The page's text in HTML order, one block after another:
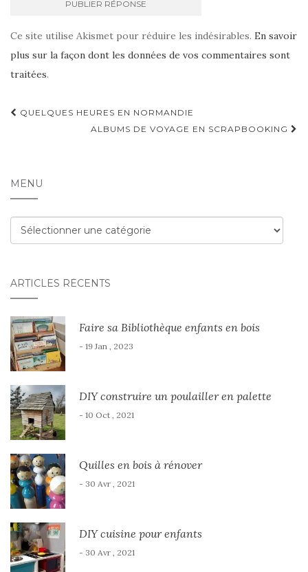
Ce site utilise Akismet pour réduire les indésirables. En savoir
plus sur la façon dont les données de vos commentaires sont
traitées.
Navigation
QUELQUES HEURES EN NORMANDIE
ALBUMS DE VOYAGE EN SCRAPBOOKING
MENU
Menu
ARTICLES RÉCENTS
Faire sa Bibliothèque enfants en bois
- 19 Jan , 2023
DIY construire un poulailler en palette
- 10 Oct , 2021
Quilles en bois à rénover
- 30 Avr , 2021
DIY cuisine pour enfants
- 30 Avr , 2021